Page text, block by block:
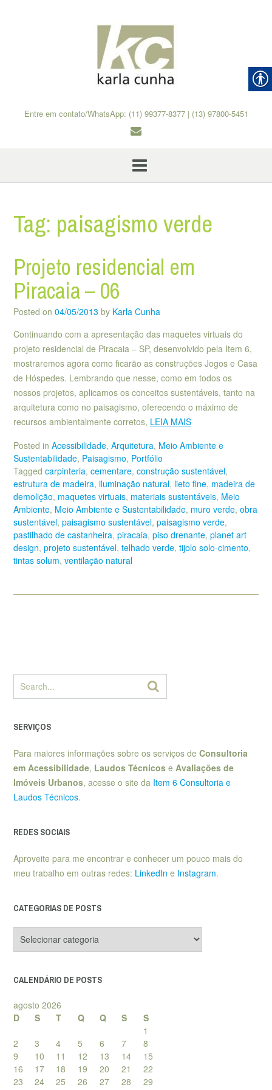
Entre em contato/WhatsApp: (11) 99377-8377 | (13) 97800-5451
Tag: paisagismo verde
Projeto residencial em
Piracaia – 06
Posted on 04/05/2013 by Karla Cunha
Continuando com a apresentação das maquetes virtuais do
projeto residencial de Piracaia – SP, desenvolvido pela Item 6,
mostraremos agora como ficarão as construções Jogos e Casa
de Hóspedes. Lembrando que nesse, como em todos os
nossos projetos, aplicamos os conceitos sustentáveis, tanto na
arquitetura como no paisagismo, oferecendo o máximo de
recursos ambientalmente corretos, LEIA MAIS
Posted in Acessibilidade, Arquitetura, Meio Ambiente e
Sustentabilidade, Paisagismo, Portfólio
Tagged carpinteria, cementare, construção sustentável,
estrutura de madeira, iluminação natural, lieto fine, madeira de
demolição, maquetes virtuais, materiais sustentáveis, Meio
Ambiente, Meio Ambiente e Sustentabilidade, muro verde, obra
sustentável, paisagismo sustentável, paisagismo verde,
pastilhado de castanheira, piracaia, piso drenante, planet art
design, projeto sustentável, telhado verde, tijolo solo-cimento,
tintas solum, ventilação natural
SERVIÇOS
Para maiores informações sobre os serviços de Consultoria
em Acessibilidade, Laudos Técnicos e Avaliações de
Imóveis Urbanos, acesse o site da Item 6 Consultoria e
Laudos Técnicos.
REDES SOCIAIS
Aproveite para me encontrar e conhecer um pouco mais do
meu trabalho em outras redes: LinkedIn e Instagram.
CATEGORIAS DE POSTS
de
CALENDÁRIO DE POSTS
agosto 2026
D
S T Q Q S
S
1
2
3 4 5 6 7
8
9
10 11 12 13 14
15
16
17 18 19 20 21
22
23
24 25 26 27 28
29